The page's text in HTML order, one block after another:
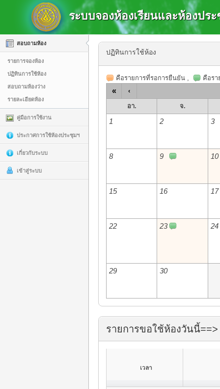
ระบบจองห้องเรียนและห้องป
สอบถามห้อง
รายการจองห้อง
ปฏิทินการใช้ห้อง
สอบถามห้องว่าง
รายละเอียดห้อง
คู่มือการใช้งาน
ประกาศการใช้ห้องประชุมฯ
เกี่ยวกับระบบ
เข้าสู่ระบบ
ปฏิทินการใช้ห้อง
คือรายการที่รอการยืนยัน , คือรา
« ‹
อา. จ.
1 2 3
8 9 10
15 16 17
22 23 24
29 30
รายการขอใช้ห้องวันนี้
เวลา